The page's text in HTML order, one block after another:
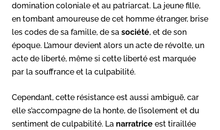
domination coloniale et au patriarcat. La jeune fille,
en tombant amoureuse de cet homme étranger, brise
les codes de sa famille, de sa société, et de son
époque. L’amour devient alors un acte de révolte, un
acte de liberté, même si cette liberté est marquée
par la souffrance et la culpabilité.
Cependant, cette résistance est aussi ambiguë, car
elle s’accompagne de la honte, de l’isolement et du
sentiment de culpabilité. La narratrice est tiraillée